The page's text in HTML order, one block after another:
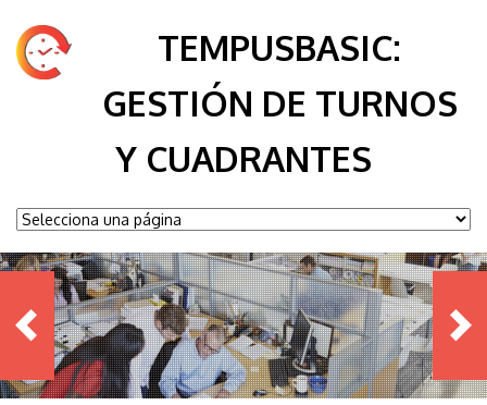
TEMPUSBASIC:
GESTIÓN DE TURNOS
Y CUADRANTES